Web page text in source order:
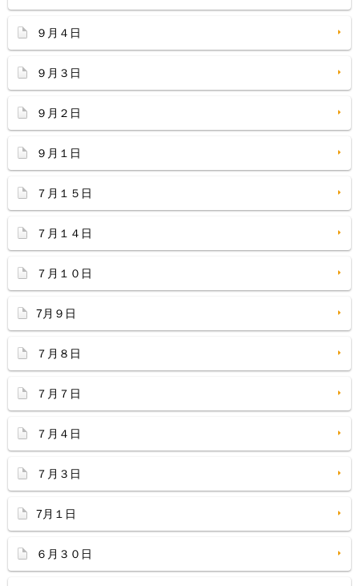
９月４日
９月３日
９月２日
９月１日
７月１５日
７月１４日
７月１０日
7月９日
７月８日
７月７日
７月４日
７月３日
7月１日
６月３０日